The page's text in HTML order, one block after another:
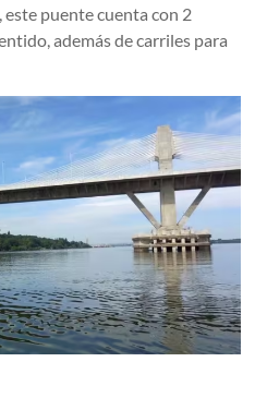
puente cuenta con 2
además de carriles para